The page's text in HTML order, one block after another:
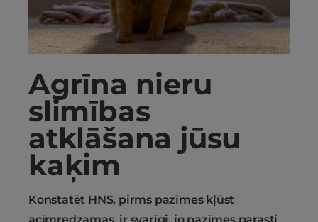
Agrīna nieru
slimības
atklāšana jūsu
kaķim
Konstatēt HNS, pirms pazīmes kļūst